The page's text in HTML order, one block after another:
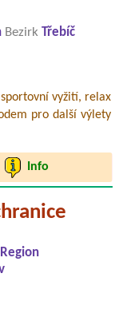
Bezirk Třebíč
vyžití, relax
pro další výlety
Info